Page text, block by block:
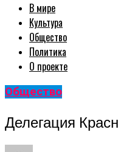
В мире
Культура
Общество
Политика
О проекте
Общество
Делегация